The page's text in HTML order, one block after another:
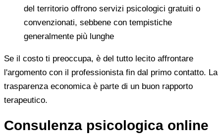
del territorio offrono servizi psicologici gratuiti o
convenzionati, sebbene con tempistiche
generalmente più lunghe
Se il costo ti preoccupa, è del tutto lecito affrontare
l'argomento con il professionista fin dal primo contatto. La
trasparenza economica è parte di un buon rapporto
terapeutico.
Consulenza psicologica online